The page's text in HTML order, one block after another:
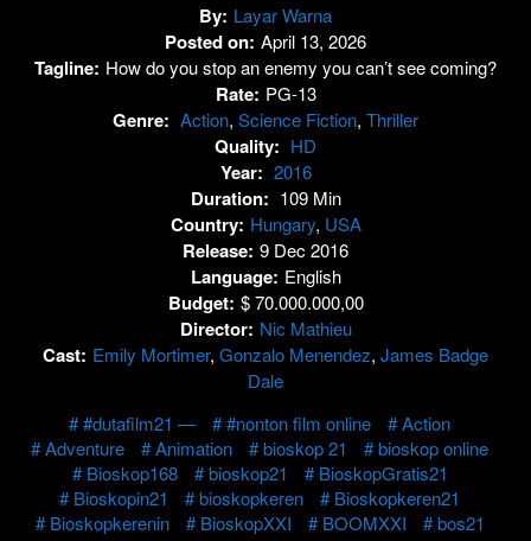
By: Layar Warna
Posted on: April 13, 2026
Tagline: How do you stop an enemy you can’t see coming?
Rate: PG-13
Genre: Action, Science Fiction, Thriller
Quality: HD
Year: 2016
Duration: 109 Min
Country: Hungary, USA
Release: 9 Dec 2016
Language: English
Budget: $ 70.000.000,00
Director: Nic Mathieu
Cast: Emily Mortimer, Gonzalo Menendez, James Badge
Dale
#dutafilm21 —
#nonton film online
Action
Adventure
Animation bioskop 21
bioskop online
Bioskop168
bioskop21
BioskopGratis21
Bioskopin21
bioskopkeren
Bioskopkeren21
Bioskopkerenin
BioskopXXI BOOMXXI
bos21